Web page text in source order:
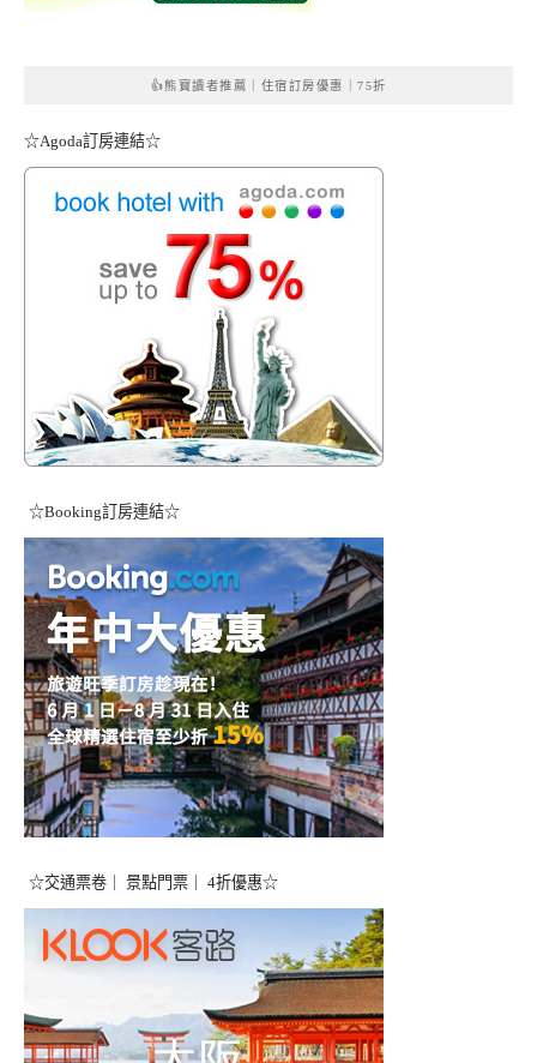
👍熊寶讀者推薦｜住宿訂房優惠｜75折
☆Agoda訂房連結☆
☆Booking訂房連結☆
☆交通票卷｜ 景點門票｜ 4折優惠☆